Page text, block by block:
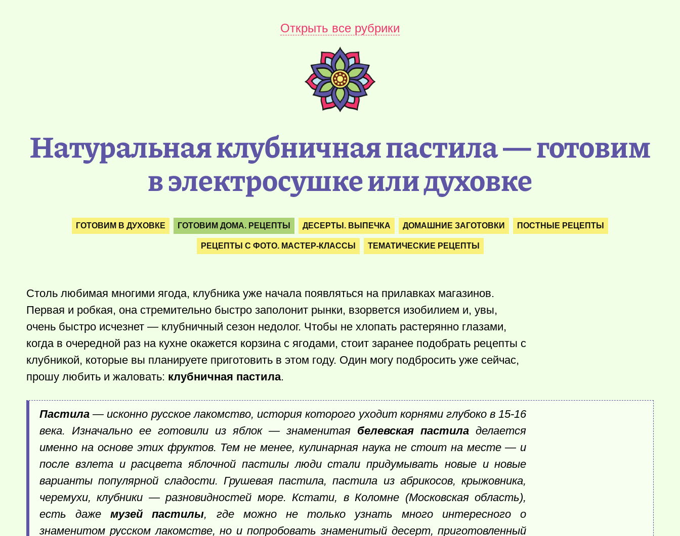
Открыть все рубрики
Натуральная клубничная пастила — готовим
в электросушке или духовке
ГОТОВИМ В ДУХОВКЕ ГОТОВИМ ДОМА. РЕЦЕПТЫ ДЕСЕРТЫ. ВЫПЕЧКА ДОМАШНИЕ ЗАГОТОВКИ ПОСТНЫЕ РЕЦЕПТЫ
РЕЦЕПТЫ С ФОТО. МАСТЕР-КЛАССЫ ТЕМАТИЧЕСКИЕ РЕЦЕПТЫ
Столь любимая многими ягода, клубника уже начала появляться на прилавках магазинов.
Первая и робкая, она стремительно быстро заполонит рынки, взорвется изобилием и, увы,
очень быстро исчезнет — клубничный сезон недолог. Чтобы не хлопать растерянно глазами,
когда в очередной раз на кухне окажется корзина с ягодами, стоит заранее подобрать рецепты с
клубникой, которые вы планируете приготовить в этом году. Один могу подбросить уже сейчас,
прошу любить и жаловать: клубничная пастила.
Пастила — исконно русское лакомство, история которого уходит корнями глубоко в 15-16
века. Изначально ее готовили из яблок — знаменитая белевская пастила делается
именно на основе этих фруктов. Тем не менее, кулинарная наука не стоит на месте — и
после взлета и расцвета яблочной пастилы люди стали придумывать новые и новые
варианты популярной сладости. Грушевая пастила, пастила из абрикосов, крыжовника,
черемухи, клубники — разновидностей море. Кстати, в Коломне (Московская область),
есть дажемузей пастилы, где можно не только узнать много интересного о
знаменитом русском лакомстве, но и попробовать знаменитый десерт, приготовленный